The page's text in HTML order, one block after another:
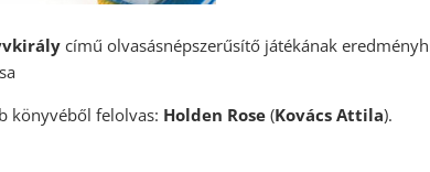
című olvasásnépszerűsítő játékának
könyvéből felolvas: Holden Rose (Kovács Attila).